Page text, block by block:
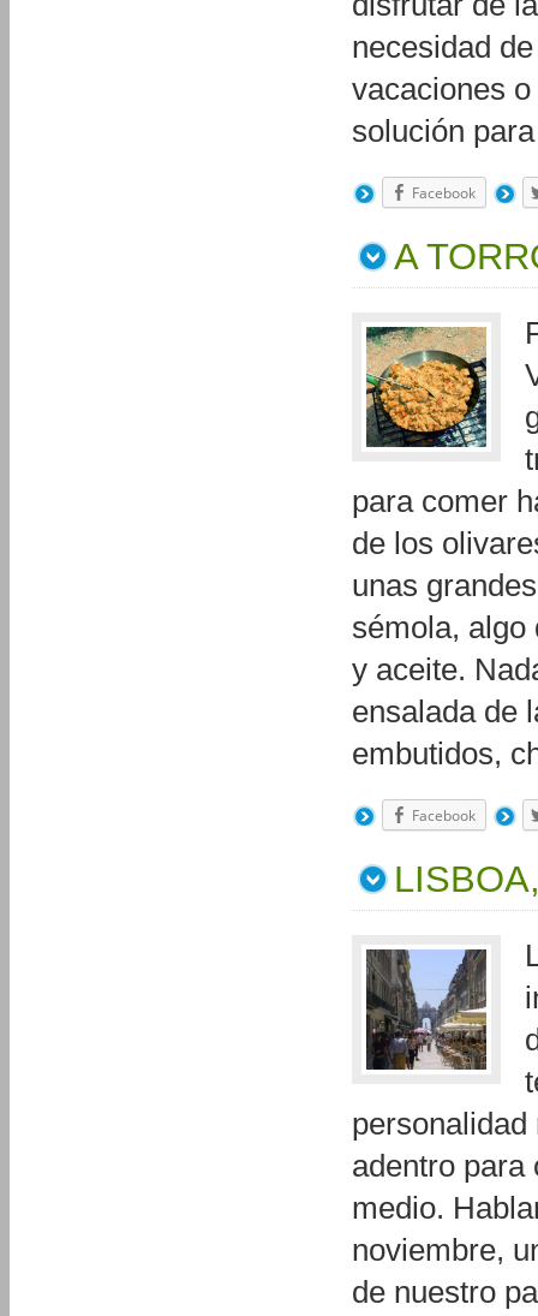
necesidad
vacaciones
solución
Facebook
A
para comer
de los
unas
sémola, algo
y aceite.
ensalada de
embutidos,
Facebook
adentro para
medio.
noviembre,
de nuestro